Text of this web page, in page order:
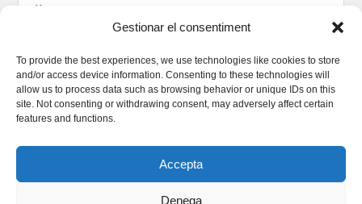
Gestionar el consentiment
To provide the best experiences, we use technologies like cookies to store
and/or access device information. Consenting to these technologies will
allow us to process data such as browsing behavior or unique IDs on this
site. Not consenting or withdrawing consent, may adversely affect certain
features and functions.
Accepta
Denega
llengua
xerrada
Qui som
Dinamització i Sociolingüística